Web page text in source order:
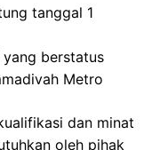
tanggal 1
berstatus
Metro
dan minat
oleh pihak